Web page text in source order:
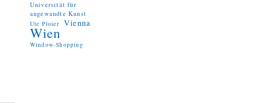
Universität für
angewandte Kunst
Ute Ploier Vienna
Wien
Window-Shopping